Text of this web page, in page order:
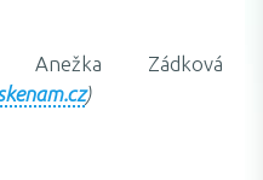
Zádková
)